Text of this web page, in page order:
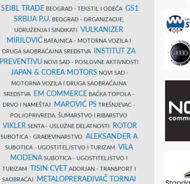
SEIBL TRADE BEOGRAD - TEKSTIL I ODEĆA GS1
SRBIJA P.U.BEOGRAD - ORGANIZACIJE,
UDRUŽENJA I SINDIKATI VULKANIZER
MIRILOVIĆ BATAJNICA - MOTORNA VOZILA I
DRUGA SAOBRAĆAJNA SREDSTVA
INSTITUT ZA
PREVENTIVUNOVI SAD - POSLOVNE AKTIVNOSTI
JAPAN & COREA MOTORS NOVI SAD -
MOTORNA VOZILA I DRUGA SAOBRAĆAJNA
SREDSTVA
EM COMMERCE BAČKA TOPOLA -
DRVO I NAMEŠTAJ
MAROVIĆ PS TREŠNJEVAC -
POLJOPRIVREDA, ŠUMARSTVO I RIBARSTVO
VIKLER SENTA - USLUŽNE DELATNOSTI ROTOR
SUBOTICA - GRAĐEVINARSTVO ALEKSANDER A
SUBOTICA - UGOSTITELJSTVO I TURIZAM VILA
MODENA SUBOTICA - UGOSTITELJSTVO I
TURIZAM
TISIN CVET
ADORJAN - TRANSPORT I
SAOBRAĆAJ
METALOPRERAĐIVAČ TORNAI